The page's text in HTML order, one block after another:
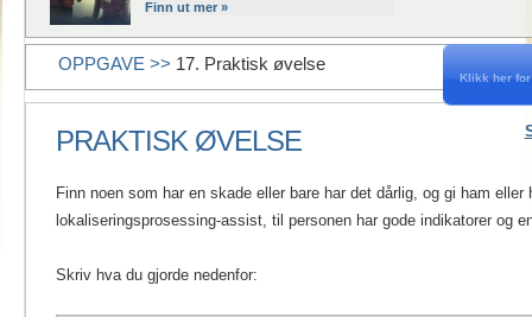
Finn ut mer »
Klikk her
OPPGAVE >> 17. Praktisk øvelse
PRAKTISK ØVELSE
Finn noen som har en skade eller bare har det dårlig, og gi ham eller
lokaliseringsprosessing-assist, til personen har gode indikatorer og
Skriv hva du gjorde nedenfor: